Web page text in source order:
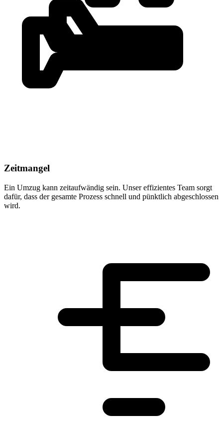
Zeitmangel
Ein Umzug kann zeitaufwändig sein. Unser effizientes Team sorgt
dafür, dass der gesamte Prozess schnell und pünktlich abgeschlossen
wird.